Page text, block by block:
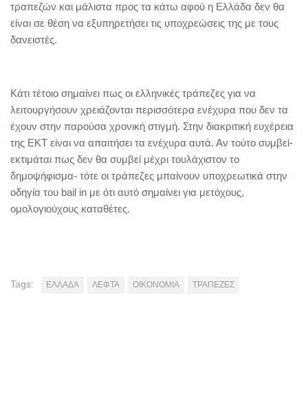
τραπεζών και μάλιστα προς τα κάτω αφού η Ελλάδα δεν θα
είναι σε θέση να εξυπηρετήσει τις υποχρεώσεις της με τους
δανειστές.
Κάτι τέτοιο σημαίνει πως οι ελληνικές τράπεζες για να
λειτουργήσουν χρειάζονται περισσότερα ενέχυρα που δεν τα
έχουν στην παρούσα χρονική στιγμή. Στην διακριτική ευχέρεια
της ΕΚΤ είναι να απαιτήσει τα ενέχυρα αυτά. Αν τούτο συμβεί-
εκτιμάται πως δεν θα συμβεί μέχρι τουλάχιστον το
δημοψήφισμα- τότε οι τράπεζες μπαίνουν υποχρεωτικά στην
οδηγία του bail in με ότι αυτό σημαίνει για μετόχους,
ομολογιούχους καταθέτες.
Tags: ΕΛΛΑΔΑ ΛΕΦΤΑ ΟΙΚΟΝΟΜΙΑ ΤΡΑΠΕΖΕΣ